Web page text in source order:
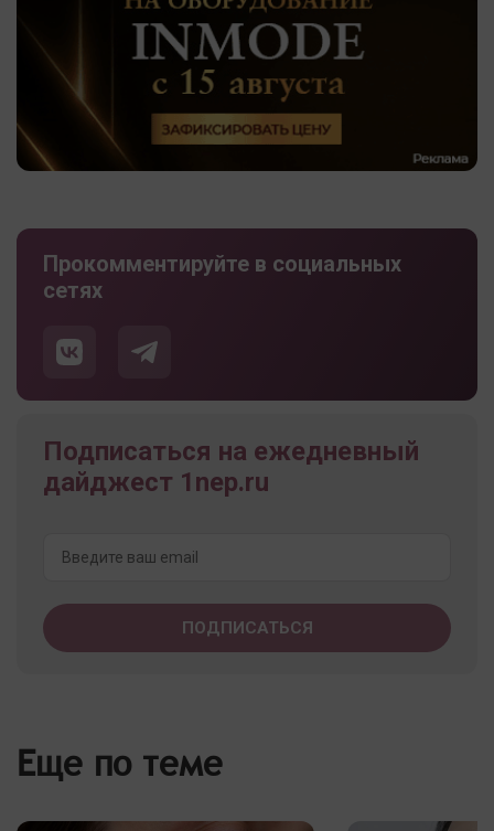
Прокомментируйте в социальных
сетях
Подписаться на ежедневный
дайджест 1nep.ru
Еще по теме